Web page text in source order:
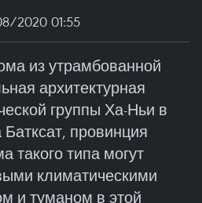
2020 01:55
из утрамбованной
архитектурная
группы Ха-Ньи в
провинция
такого типа могут
климатическими
и туманом в этой